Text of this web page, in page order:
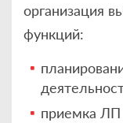
организация
функций:
приемка ЛП